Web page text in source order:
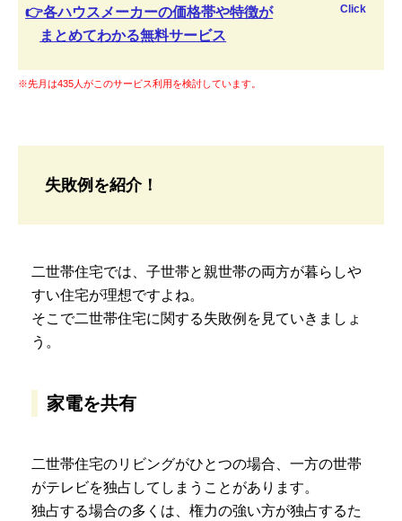
👉各ハウスメーカーの価格帯や特徴が
まとめてわかる無料サービス
Click
※先月は435人がこのサービス利用を検討しています。
失敗例を紹介！
二世帯住宅では、子世帯と親世帯の両方が暮らしや
すい住宅が理想ですよね。
そこで二世帯住宅に関する失敗例を見ていきましょ
う。
家電を共有
二世帯住宅のリビングがひとつの場合、一方の世帯
がテレビを独占してしまうことがあります。
独占する場合の多くは、権力の強い方が独占するた